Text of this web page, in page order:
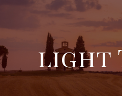
light